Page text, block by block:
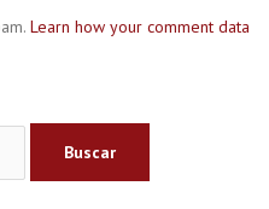
Learn how your comment data